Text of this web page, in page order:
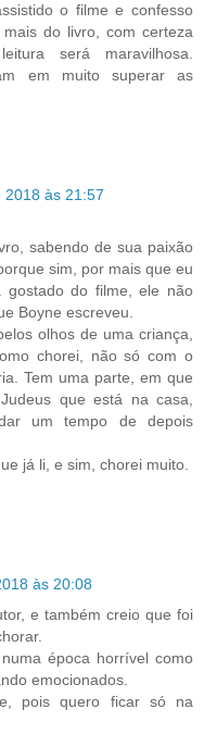
o filme e confesso
do livro, com certeza
será maravilhosa.
em muito superar as
2018 às 21:57
sabendo de sua paixão
sim, por mais que eu
do filme, ele não
Boyne escreveu.
olhos de uma criança,
chorei, não só com o
Tem uma parte, em que
que está na casa,
um tempo de depois
já li, e sim, chorei muito.
às 20:08
e também creio que foi
época horrível como
emocionados.
pois quero ficar só na